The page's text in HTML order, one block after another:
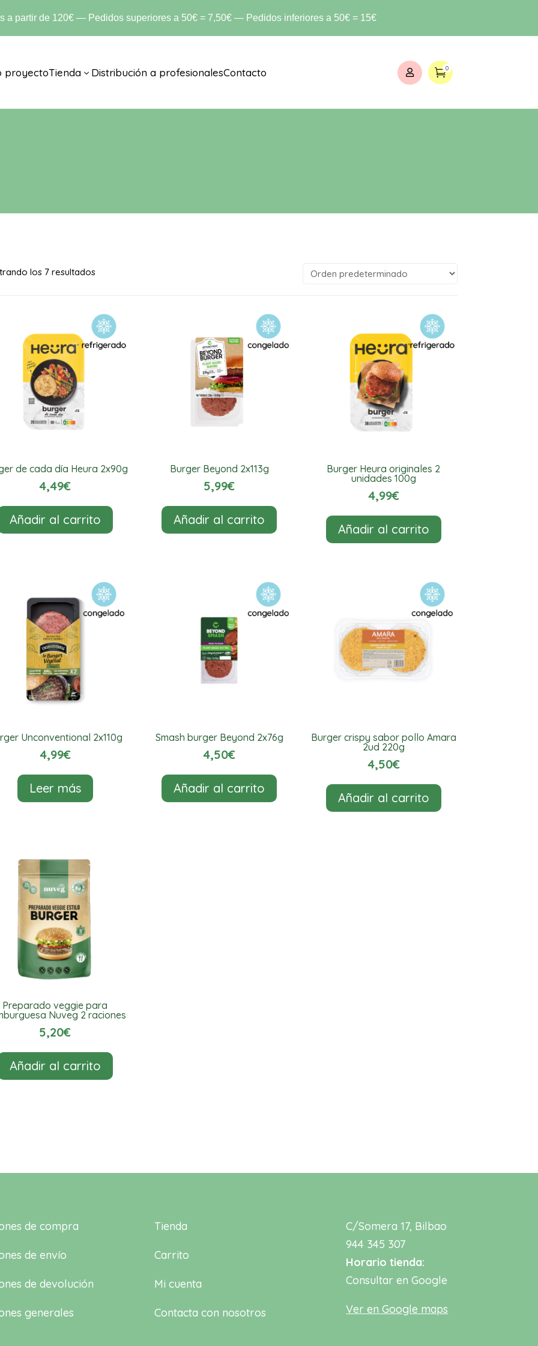
a partir de 120€ — Pedidos superiores a 50€ = 7,50€ — Pedidos inferiores a 50€ = 15€
proyectoTienda 3 Distribución a profesionalesContacto  0
los 7 resultados
de cada día Heura 2x90g
4,49€
Añadir al carrito
Burger Beyond 2x113g
5,99€
Añadir al carrito
Burger Heura originales 2
unidades 100g
4,99€
Añadir al carrito
Unconventional 2x110g
4,99€
Leer más
Smash burger Beyond 2x76g
4,50€
Añadir al carrito
Burger crispy sabor pollo Amara
2ud 220g
4,50€
Añadir al carrito
Preparado veggie para
Nuveg 2 raciones
5,20€
Añadir al carrito
de compra
de envío
de devolución
generales
Tienda
Carrito
Mi cuenta
Contacta con nosotros
C/Somera 17, Bilbao
944 345 307
Horario tienda:
Consultar en Google
Ver en Google maps